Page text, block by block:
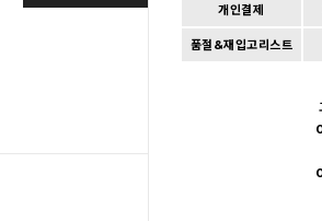
개인결제
품절&재입고리스트
Cart |